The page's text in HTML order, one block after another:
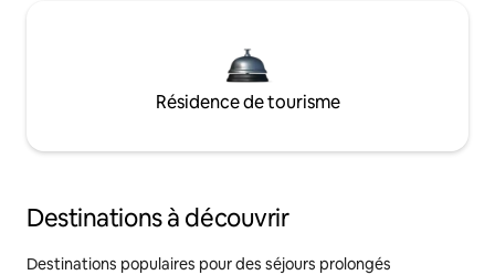
Résidence de tourisme
Destinations à découvrir
Destinations populaires pour des séjours prolongés